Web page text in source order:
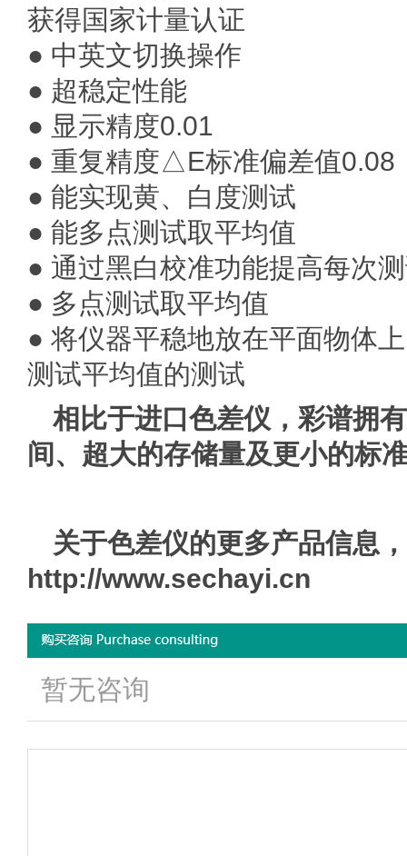
获得国家计量认证
● 中英文切换操作
● 超稳定性能
● 显示精度0.01
● 重复精度△E标准偏差值0.08
● 能实现黄、白度测试
● 能多点测试取平均值
● 通过黑白校准功能提高每次
● 多点测试取平均值
● 将仪器平稳地放在平面物体
测试平均值的测试
相比于进口色差仪 ， 彩谱拥
间、超大的存储量及更小的标
关于色差仪的更多产品信息
http://www.sechayi.cn
暂无咨询